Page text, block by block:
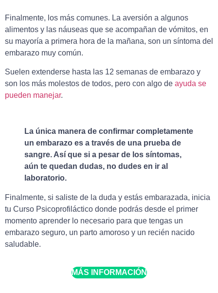
Finalmente, los más comunes. La aversión a algunos
alimentos y las náuseas que se acompañan de vómitos, en
su mayoría a primera hora de la mañana, son un síntoma del
embarazo muy común.
Suelen extenderse hasta las 12 semanas de embarazo y
son los más molestos de todos, pero con algo de ayuda se
pueden manejar.
La única manera de confirmar completamente
un embarazo es a través de una prueba de
sangre. Así que si a pesar de los síntomas,
aún te quedan dudas, no dudes en ir al
laboratorio.
Finalmente, si saliste de la duda y estás embarazada, inicia
tu Curso Psicoprofiláctico donde podrás desde el primer
momento aprender lo necesario para que tengas un
embarazo seguro, un parto amoroso y un recién nacido
saludable.
MÁS INFORMACIÓN